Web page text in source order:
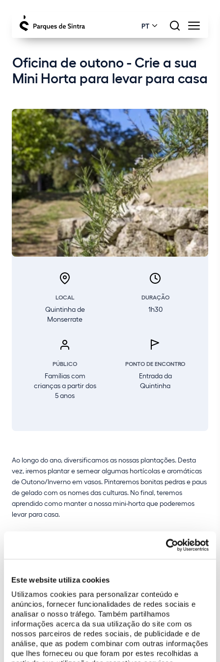
Este website utiliza cookies
Utilizamos cookies para personalizar conteúdo e
anúncios, fornecer funcionalidades de redes sociais e
analisar o nosso tráfego. Também partilhamos
informações acerca da sua utilização do site com os
nossos parceiros de redes sociais, de publicidade e de
análise, que as podem combinar com outras informações
que lhes forneceu ou que foram por estes recolhidas a
PT
Oficina de outono - Crie a sua
Mini Horta para levar para casa
LOCAL
Quintinha de
Monserrate
DURAÇÃO
1h30
PÚBLICO
Famílias com
crianças a partir dos
5 anos
PONTO DE ENCONTRO
Entrada da
Quintinha
Ao longo do ano, diversificamos as nossas plantações. Desta
vez, iremos plantar e semear algumas hortícolas e aromáticas
de Outono/Inverno em vasos. Pintaremos bonitas pedras e paus
de gelado com os nomes das culturas. No final, teremos
aprendido como manter a nossa mini-horta que poderemos
levar para casa.
Acessibilidades
Percurso não acessível